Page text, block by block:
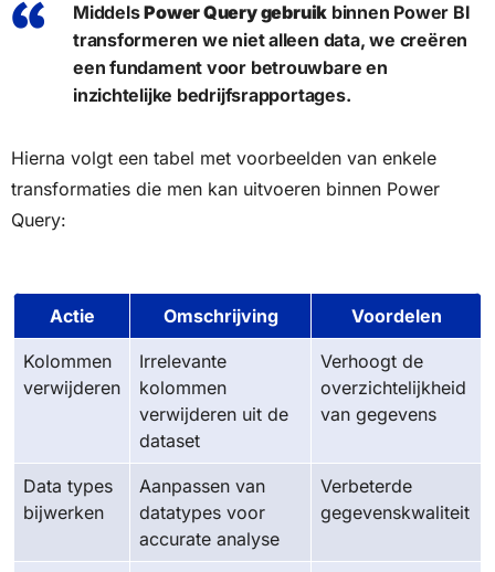
MiddelsPower Query gebruik binnen Power BI
transformeren we niet alleen data, we creëren
een fundament voor betrouwbare en
inzichtelijke bedrijfsrapportages.
Hierna volgt een tabel met voorbeelden van enkele
transformaties die men kan uitvoeren binnen Power
Query:
Actie Omschrijving Voordelen
Kolommen
verwijderen
Irrelevante
kolommen
verwijderen uit de
dataset
Verhoogt de
overzichtelijkheid
van gegevens
Data types
bijwerken
Aanpassen van
datatypes voor
accurate analyse
Verbeterde
gegevenskwaliteit